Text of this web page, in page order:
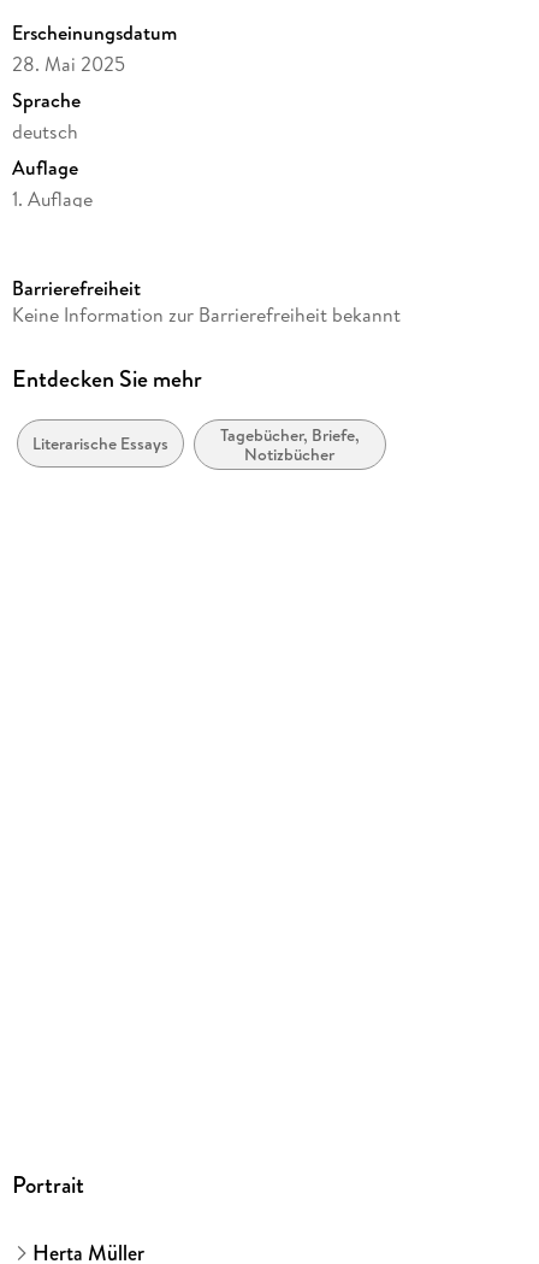
Erscheinungsdatum
28. Mai 2025
Sprache
deutsch
Auflage
1. Auflage
Autor/Autorin
Verlag/Hersteller
Produktart
kartoniert
Barrierefreiheit
Keine Information zur Barrierefreiheit bekannt
Entdecken Sie mehr
Literarische Essays
Tagebücher, Briefe,
Notizbücher
Portrait
Herta Müller